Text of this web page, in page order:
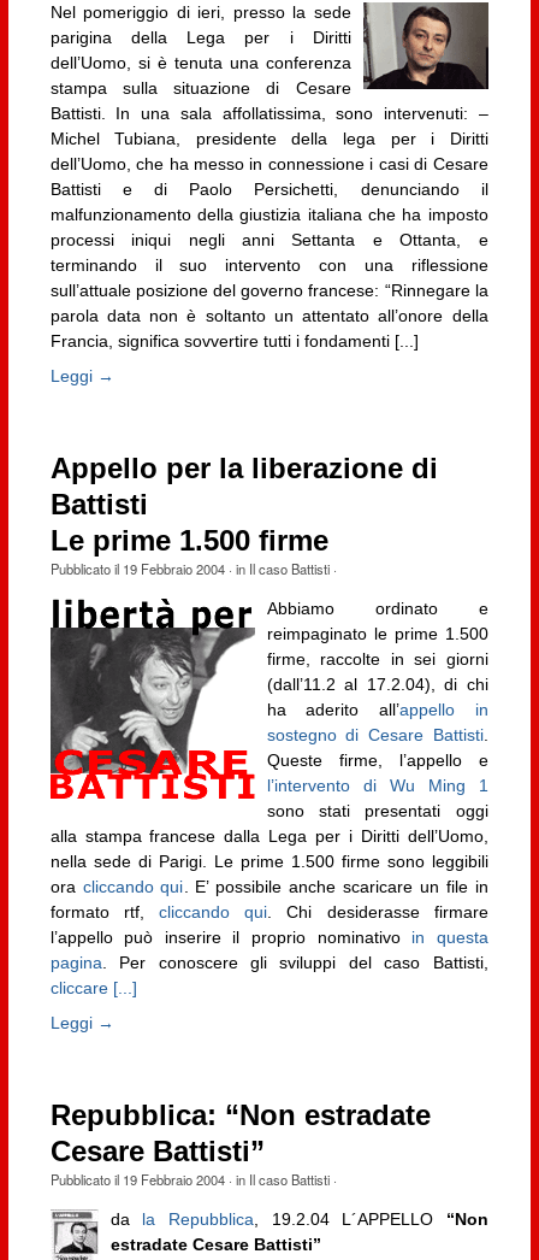
Nel pomeriggio di ieri, presso la sede
parigina della Lega per i Diritti
dell’Uomo, si è tenuta una conferenza
stampa sulla situazione di Cesare
Battisti. In una sala affollatissima, sono intervenuti: –
Michel Tubiana, presidente della lega per i Diritti
dell’Uomo, che ha messo in connessione i casi di Cesare
Battisti e di Paolo Persichetti, denunciando il
malfunzionamento della giustizia italiana che ha imposto
processi iniqui negli anni Settanta e Ottanta, e
terminando il suo intervento con una riflessione
sull’attuale posizione del governo francese: “Rinnegare la
parola data non è soltanto un attentato all’onore della
Francia, significa sovvertire tutti i fondamenti [...]
Leggi →
Appello per la liberazione di
Battisti
Le prime 1.500 firme
Pubblicato il 19 Febbraio 2004· in Il caso Battisti·
Abbiamo ordinato e
reimpaginato le prime 1.500
firme, raccolte in sei giorni
(dall’11.2 al 17.2.04), di chi
ha aderito all’appello in
sostegno di Cesare Battisti.
Queste firme, l’appello e
l’intervento di Wu Ming 1
sono stati presentati oggi
alla stampa francese dalla Lega per i Diritti dell’Uomo,
nella sede di Parigi. Le prime 1.500 firme sono leggibili
ora cliccando qui . E’ possibile anche scaricare un file in
formato rtf,cliccando qui . Chi desiderasse firmare
l’appello può inserire il proprio nominativo in questa
pagina . Per conoscere gli sviluppi del caso Battisti,
cliccare [...]
Leggi →
Repubblica: “Non estradate
Cesare Battisti”
Pubblicato il 19 Febbraio 2004· in Il caso Battisti·
da la Repubblica , 19.2.04 L´APPELLO “Non
estradate Cesare Battisti”